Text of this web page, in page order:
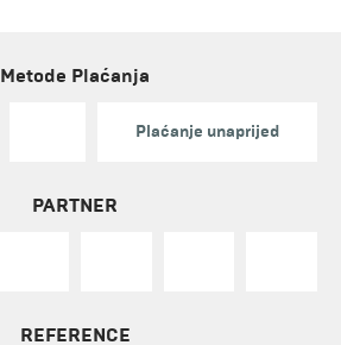
Metode Plaćanja
Plaćanje unaprijed
PARTNER
REFERENCE